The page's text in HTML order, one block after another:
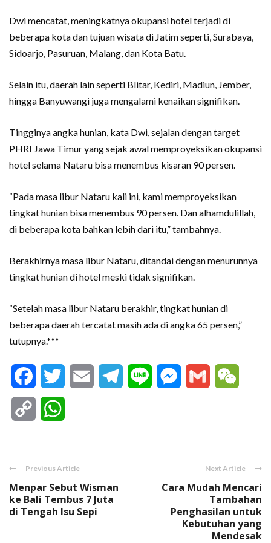
Dwi mencatat, meningkatnya okupansi hotel terjadi di
beberapa kota dan tujuan wisata di Jatim seperti, Surabaya,
Sidoarjo, Pasuruan, Malang, dan Kota Batu.
Selain itu, daerah lain seperti Blitar, Kediri, Madiun, Jember,
hingga Banyuwangi juga mengalami kenaikan signifikan.
Tingginya angka hunian, kata Dwi, sejalan dengan target
PHRI Jawa Timur yang sejak awal memproyeksikan okupansi
hotel selama Nataru bisa menembus kisaran 90 persen.
“Pada masa libur Nataru kali ini, kami memproyeksikan
tingkat hunian bisa menembus 90 persen. Dan alhamdulillah,
di beberapa kota bahkan lebih dari itu,” tambahnya.
Berakhirnya masa libur Nataru, ditandai dengan menurunnya
tingkat hunian di hotel meski tidak signifikan.
“Setelah masa libur Nataru berakhir, tingkat hunian di
beberapa daerah tercatat masih ada di angka 65 persen,”
tutupnya.***
FacebookTwitter Email Telegram
Line Messenger
Gmail
Copy
Previous Article
Menpar Sebut Wisman
ke Bali Tembus 7 Juta
di Tengah Isu Sepi
Next Article
Cara Mudah Mencari
Tambahan
Penghasilan untuk
Kebutuhan yang
Mendesak